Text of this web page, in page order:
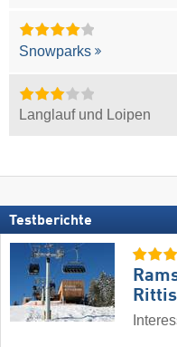
Snowparks
Langlauf und Loipen
Testberichte